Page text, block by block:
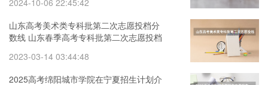
2024-10-06 22:45:42
山东高考美术类专科批第二次志愿投档分
数线 山东春季高考专科批第二次志愿投档
2023-03-14 03:44:48
2025高考绵阳城市学院在宁夏招生计划介